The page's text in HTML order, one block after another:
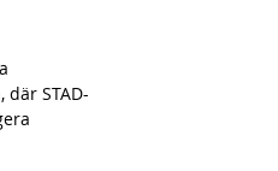
STAD-